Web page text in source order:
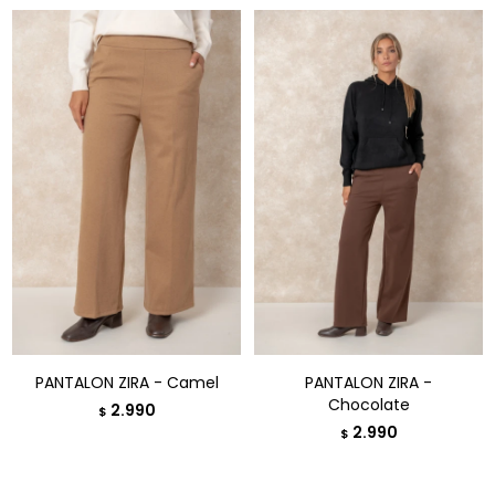
PANTALON ZIRA - Camel
$ 2.990
PANTALON ZIRA -
Chocolate
$ 2.990